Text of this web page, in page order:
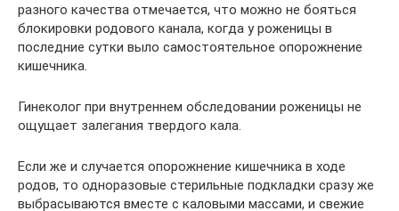
разного качества отмечается, что можно не бояться
блокировки родового канала, когда у роженицы в
последние сутки выло самостоятельное опорожнение
кишечника.
Гинеколог при внутреннем обследовании роженицы не
ощущает залегания твердого кала.
Если же и случается опорожнение кишечника в ходе
родов, то одноразовые стерильные подкладки сразу же
выбрасываются вместе с каловыми массами, и свежие